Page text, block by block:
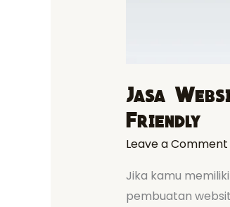
Jasa
Friendly
Leave a Comment
Jika kamu
pembuatan